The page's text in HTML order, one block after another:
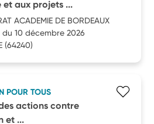
et aux projets ...
ACADEMIE DE BORDEAUX
10 décembre 2026
(64240)
POUR TOUS
actions contre
et ...